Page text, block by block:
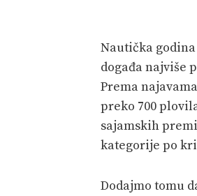
Nautička
događa najviše
Prema
preko 700
sajamskih
kategorije po
Dodajmo tomu